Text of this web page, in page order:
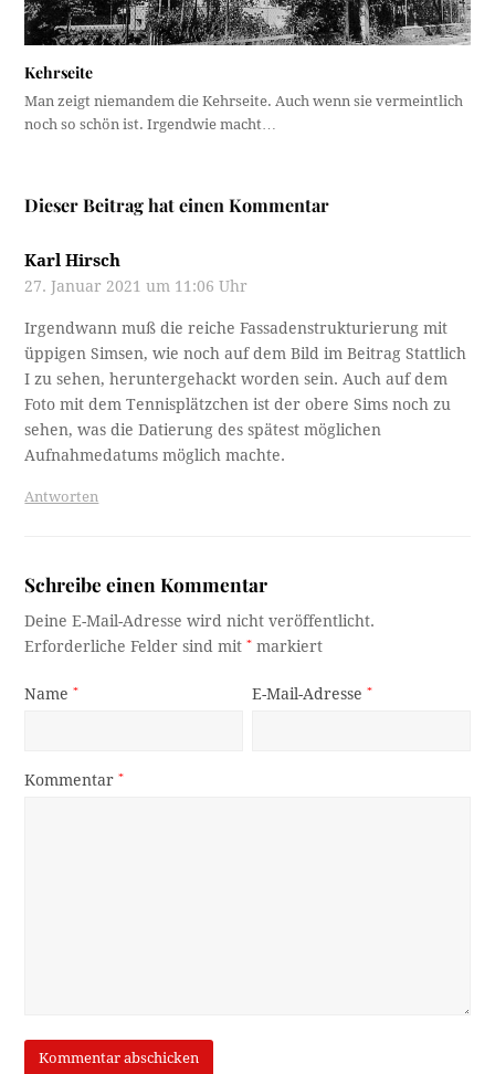
Kehrseite
Man zeigt niemandem die Kehrseite. Auch wenn sie vermeintlich
noch so schön ist. Irgendwie macht…
Dieser Beitrag hat einen Kommentar
Karl Hirsch
27. Januar 2021 um 11:06 Uhr
Irgendwann muß die reiche Fassadenstrukturierung mit
üppigen Simsen, wie noch auf dem Bild im Beitrag Stattlich
I zu sehen, heruntergehackt worden sein. Auch auf dem
Foto mit dem Tennisplätzchen ist der obere Sims noch zu
sehen, was die Datierung des spätest möglichen
Aufnahmedatums möglich machte.
Antworten
Schreibe einen Kommentar
Deine E-Mail-Adresse wird nicht veröffentlicht.
Erforderliche Felder sind mit* markiert
Name* E-Mail-Adresse*
Kommentar*